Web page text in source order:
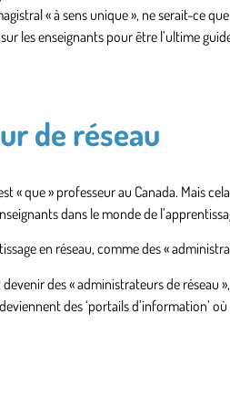
« à sens unique », ne serait-ce
les enseignants pour être l’ultime
de réseau
« que » professeur au Canada. Mais
dans le monde de
en réseau, comme des «
des « administrateurs de réseau
des ‘portails d’information’